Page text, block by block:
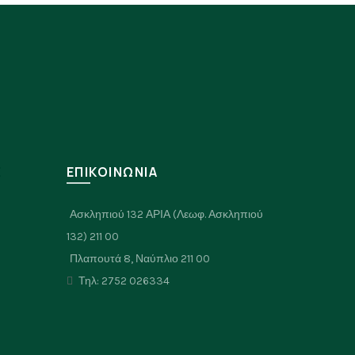
ΕΠΙΚΟΙΝΩΝΙΑ
Ασκληπιού 132 ΑΡΙΑ (Λεωφ. Ασκληπιού
132) 211 00
Πλαπουτά 8, Ναύπλιο 211 00
Τηλ: 2752 026334